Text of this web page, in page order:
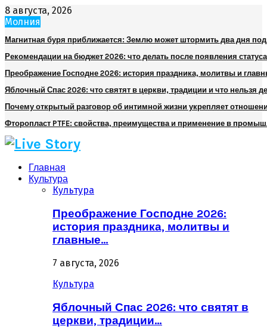
8 августа, 2026
Молния
Магнитная буря приближается: Землю может штормить два дня
Рекомендации на бюджет 2026: что делать после появления
Преображение Господне 2026: история праздника, молитвы и
Яблочный Спас 2026: что святят в церкви, традиции и что нельзя
Почему открытый разговор об интимной жизни укрепляет
Фторопласт PTFE: свойства, преимущества и применение в
Главная
Культура
Культура
Преображение Господне 2026:
история праздника, молитвы и
главные…
7 августа, 2026
Культура
Яблочный Спас 2026: что святят в
церкви, традиции…